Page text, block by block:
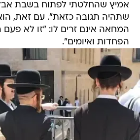
אמיץ שהחלטתי לפתוח בשבת
שתהיה תגובה כזאת". עם זאת,
המחאה אינם זרים לו: "זו לא פעם
הפחדות ואיומים".